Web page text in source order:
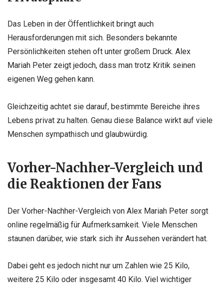
Das Leben in der Öffentlichkeit bringt auch
Herausforderungen mit sich. Besonders bekannte
Persönlichkeiten stehen oft unter großem Druck. Alex
Mariah Peter zeigt jedoch, dass man trotz Kritik seinen
eigenen Weg gehen kann.
Gleichzeitig achtet sie darauf, bestimmte Bereiche ihres
Lebens privat zu halten. Genau diese Balance wirkt auf viele
Menschen sympathisch und glaubwürdig.
Vorher-Nachher-Vergleich und
die Reaktionen der Fans
Der Vorher-Nachher-Vergleich von Alex Mariah Peter sorgt
online regelmäßig für Aufmerksamkeit. Viele Menschen
staunen darüber, wie stark sich ihr Aussehen verändert hat.
Dabei geht es jedoch nicht nur um Zahlen wie 25 Kilo,
weitere 25 Kilo oder insgesamt 40 Kilo. Viel wichtiger